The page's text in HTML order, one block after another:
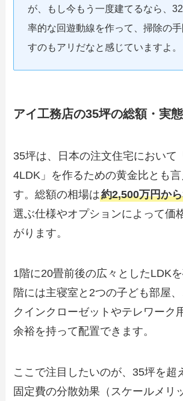
が、もし今もう一度建てるなら、
率的な回遊動線を作って、掃除の
すのもアリだなと感じていますよ。
アイ工務店の35坪の総額・実
35坪は、日本の注文住宅において
4LDK」を作るための黄金比とも
す。総額の相場は約2,500万円か
選ぶ仕様やオプションによって価
がります。
1階に20畳前後の広々としたLDK
階には主寝室と2つの子ども部屋
クインクローゼットやテレワーク
余裕を持って配置できます。
ここで注目したいのが、35坪を超
固定費の分散効果（スケールメリ